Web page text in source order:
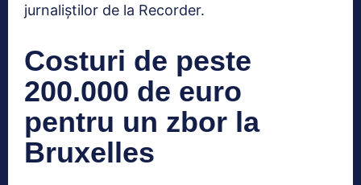
jurnaliștilor de la Recorder.
Costuri de peste
200.000 de euro
pentru un zbor la
Bruxelles